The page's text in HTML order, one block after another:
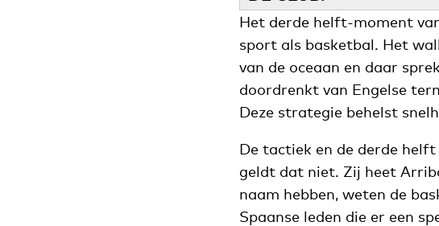
Het derde helft-moment
sport als basketbal. Het
van de oceaan en daar
doordrenkt van Engelse
Deze strategie behelst
De tactiek en de derde helft
geldt dat niet. Zij heet
naam hebben, weten de
Spaanse leden die er een